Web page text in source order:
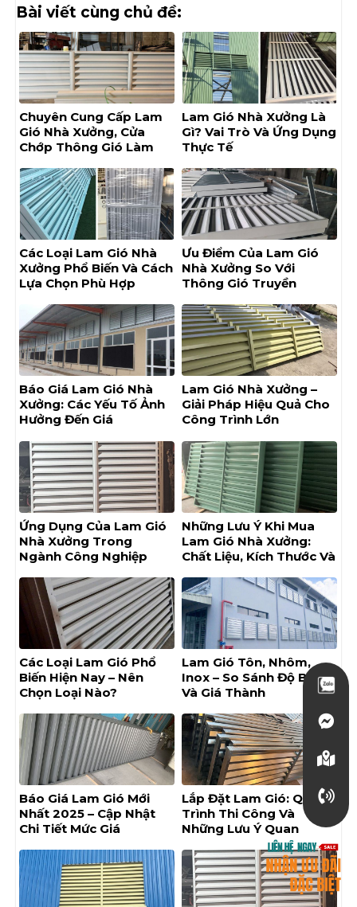
Bài viết cùng chủ đề:
Chuyên Cung Cấp Lam
Gió Nhà Xưởng, Cửa
Chớp Thông Gió Làm
Lam Gió Nhà Xưởng Là
Gì? Vai Trò Và Ứng Dụng
Thực Tế
Các Loại Lam Gió Nhà
Xưởng Phổ Biến Và Cách
Lựa Chọn Phù Hợp
Ưu Điểm Của Lam Gió
Nhà Xưởng So Với
Thông Gió Truyền
Báo Giá Lam Gió Nhà
Xưởng: Các Yếu Tố Ảnh
Hưởng Đến Giá
Lam Gió Nhà Xưởng –
Giải Pháp Hiệu Quả Cho
Công Trình Lớn
Ứng Dụng Của Lam Gió
Nhà Xưởng Trong
Ngành Công Nghiệp
Những Lưu Ý Khi Mua
Lam Gió Nhà Xưởng:
Chất Liệu, Kích Thước Và
Các Loại Lam Gió Phổ
Biến Hiện Nay – Nên
Chọn Loại Nào?
Lam Gió Tôn, Nhôm,
Inox – So Sánh Độ Bền
Và Giá Thành
Báo Giá Lam Gió Mới
Nhất 2025 – Cập Nhật
Chi Tiết Mức Giá
Lắp Đặt Lam Gió: Quy
Trình Thi Công Và
Những Lưu Ý Quan